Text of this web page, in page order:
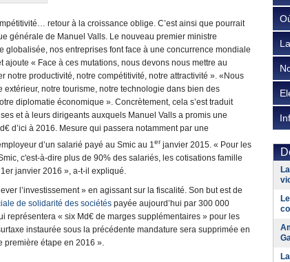
retour à la croissance oblige. C’est ainsi que pourrait
générale de Manuel Valls. Le nouveau premier ministre
globalisée, nos entreprises font face à une concurrence mondiale
ajoute « Face à ces mutations, nous devons nous mettre au
notre productivité, notre compétitivité, notre attractivité ». «Nous
extérieur, notre tourisme, notre technologie dans bien des
diplomatie économique ». Concrètement, cela s’est traduit
et à leurs dirigeants auxquels Manuel Valls a promis une
d’ici à 2016. Mesure qui passera notamment par une
d’un salarié payé au Smic au 1er janvier 2015. « Pour les
c'est-à-dire plus de 90% des salariés, les cotisations famille
janvier 2016 », a-t-il expliqué.
l’investissement » en agissant sur la fiscalité. Son but est de
de solidarité des sociétés payée aujourd’hui par 300 000
représentera « six Md€ de marges supplémentaires » pour les
instaurée sous la précédente mandature sera supprimée en
première étape en 2016 ».